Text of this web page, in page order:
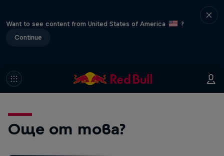
Want to see content from United States of America
?
Continue
Още от това?